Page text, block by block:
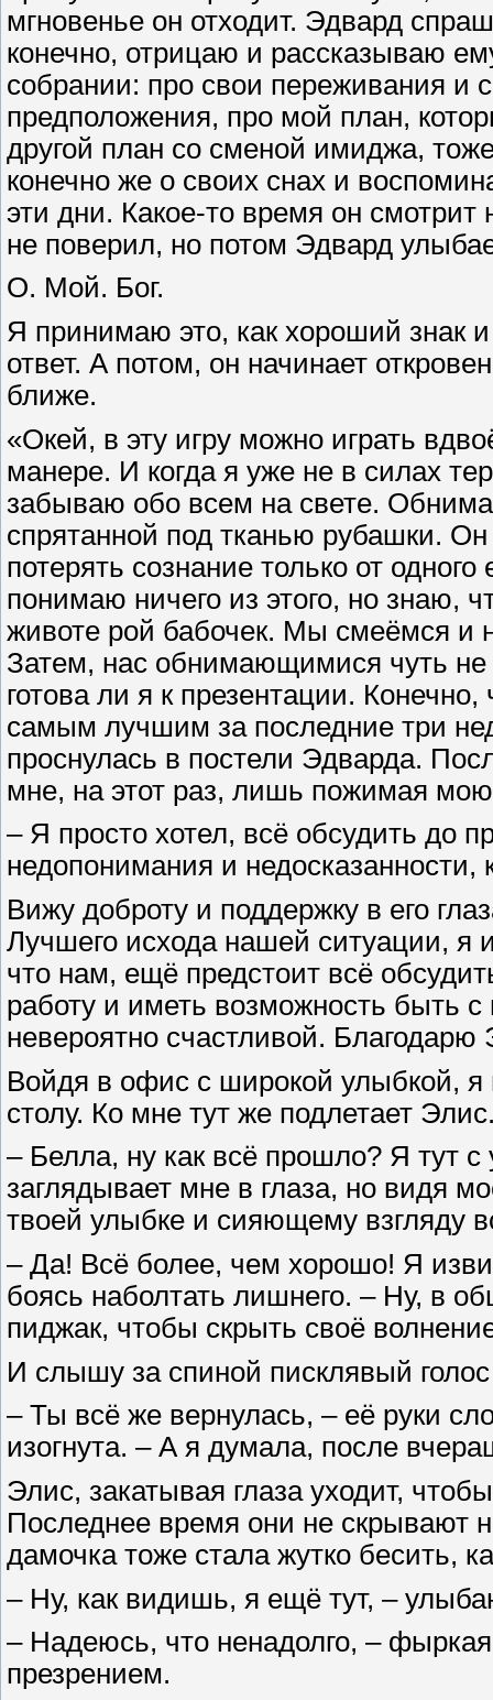
мгновенье он отходит. Эдвард
конечно, отрицаю и рассказываю
собрании: про свои переживания
предположения, про мой план,
другой план со сменой имиджа,
конечно же о своих снах и
эти дни. Какое-то время он
не поверил, но потом Эдвард
О. Мой. Бог.
Я принимаю это, как хороший знак
ответ. А потом, он начинает
ближе.
«Окей, в эту игру можно играть
манере. И когда я уже не в силах
забываю обо всем на свете.
спрятанной под тканью рубашки.
потерять сознание только от
понимаю ничего из этого, но знаю,
животе рой бабочек. Мы смеёмся и
Затем, нас обнимающимися чуть не
готова ли я к презентации.
самым лучшим за последние три
проснулась в постели Эдварда.
мне, на этот раз, лишь пожимая мою
– Я просто хотел, всё обсудить до
недопонимания и
Вижу доброту и поддержку в его
Лучшего исхода нашей ситуации,
что нам, ещё предстоит всё
работу и иметь возможность быть
невероятно счастливой.
Войдя в офис с широкой улыбкой, я
столу. Ко мне тут же подлетает
– Белла, ну как всё прошло? Я тут
заглядывает мне в глаза, но видя
твоей улыбке и сияющему взгляду
– Да! Всё более, чем хорошо! Я
боясь наболтать лишнего. – Ну, в
пиджак, чтобы скрыть своё
И слышу за спиной писклявый
– Ты всё же вернулась, – её руки
изогнута. – А я думала, после
Элис, закатывая глаза уходит,
Последнее время они не скрывают
дамочка тоже стала жутко бесить,
– Ну, как видишь, я ещё тут, –
– Надеюсь, что ненадолго, –
презрением.